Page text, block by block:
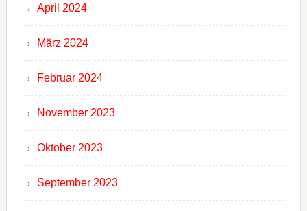
April 2024
März 2024
Februar 2024
November 2023
Oktober 2023
September 2023